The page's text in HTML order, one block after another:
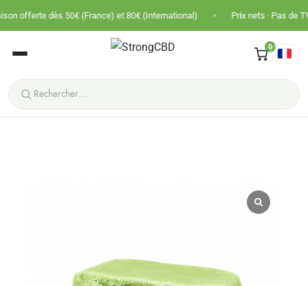
50€ (France) et 80€ (International) • Prix nets · Pas de TVA · Panier
0